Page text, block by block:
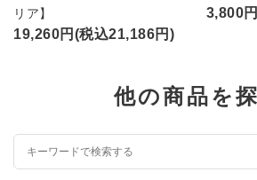
リア】
19,260円(税込21,186円)
3,800
他の商品を